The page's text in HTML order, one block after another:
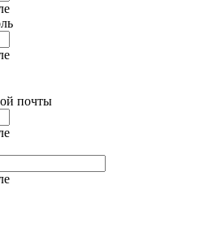
почты